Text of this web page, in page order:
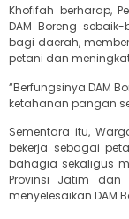
Khofifah berharap,
DAM Boreng
bagi daerah,
petani dan
“Berfungsinya DAM
ketahanan pangan
Sementara itu,
bekerja sebagai
bahagia sekaligus
Provinsi Jatim dan
menyelesaikan DAM